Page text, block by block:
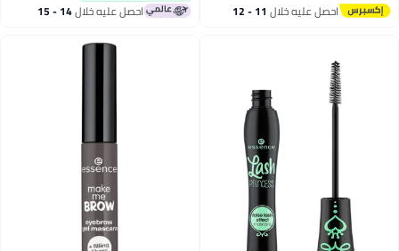
احصل عليه خلال 11 - 12 احصل عليه خلال 14 - 15